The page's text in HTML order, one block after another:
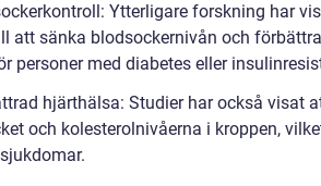
Ytterligare forskning har
att sänka blodsockernivån och
personer med diabetes eller
hjärthälsa: Studier har också visat
och kolesterolnivåerna i kroppen,